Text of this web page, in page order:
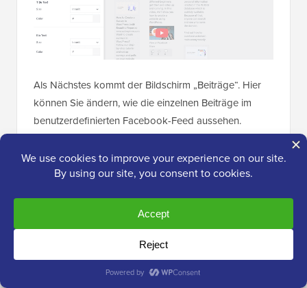
Als Nächstes kommt der Bildschirm „Beiträge“. Hier
können Sie ändern, wie die einzelnen Beiträge im
benutzerdefinierten Facebook-Feed aussehen.
Sie können beispielsweise zwischen regulären und
umrandeten Stilen wechseln, die Hintergrundfarbe